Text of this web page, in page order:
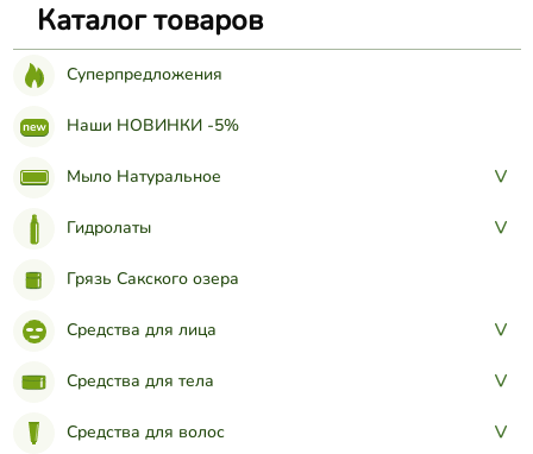
Каталог товаров
Суперпредложения
Наши НОВИНКИ -5%
Мыло Натуральное >
Гидролаты >
Грязь Сакского озера
Средства для лица >
Средства для тела >
Средства для волос >